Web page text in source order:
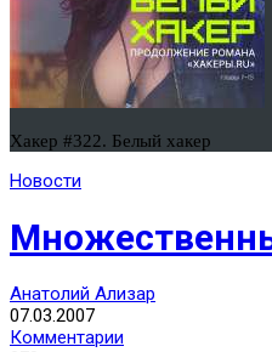
Хакер #322. Белый хакер
Новости
Анатолий Ализар
07.03.2007
Комментарии